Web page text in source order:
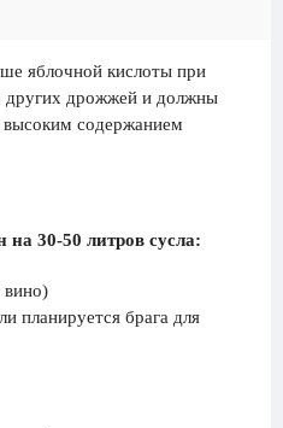
яблочной кислоты при
других дрожжей и должны
содержанием
на 30-50 литров сусла:
вино)
планируется брага для